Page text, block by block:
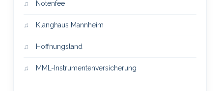
Notenfee
Klanghaus Mannheim
Hoffnungsland
MML-Instrumentenversicherung